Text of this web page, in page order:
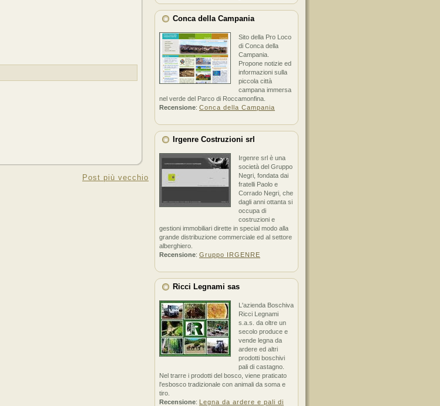
Post più vecchio
Conca della Campania
Sito della Pro Loco
di Conca della
Campania.
Propone notizie ed
informazioni sulla
piccola città
campana immersa
nel verde del Parco di Roccamonfina.
Recensione: Conca della Campania
Irgenre Costruzioni srl
Irgenre srl è una
società del Gruppo
Negri, fondata dai
fratelli Paolo e
Corrado Negri, che
dagli anni ottanta si
occupa di
costruzioni e
gestioni immobiliari dirette in special modo alla
grande distribuzione commerciale ed al settore
alberghiero.
Recensione: Gruppo IRGENRE
Ricci Legnami sas
L'azienda Boschiva
Ricci Legnami
s.a.s. da oltre un
secolo produce e
vende legna da
ardere ed altri
prodotti boschivi
pali di castagno.
Nel trarre i prodotti del bosco, viene praticato
l'esbosco tradizionale con animali da soma e
tiro.
Recensione: Legna da ardere e pali di